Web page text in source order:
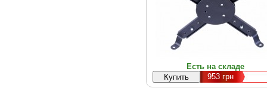
Есть на складе
953грн